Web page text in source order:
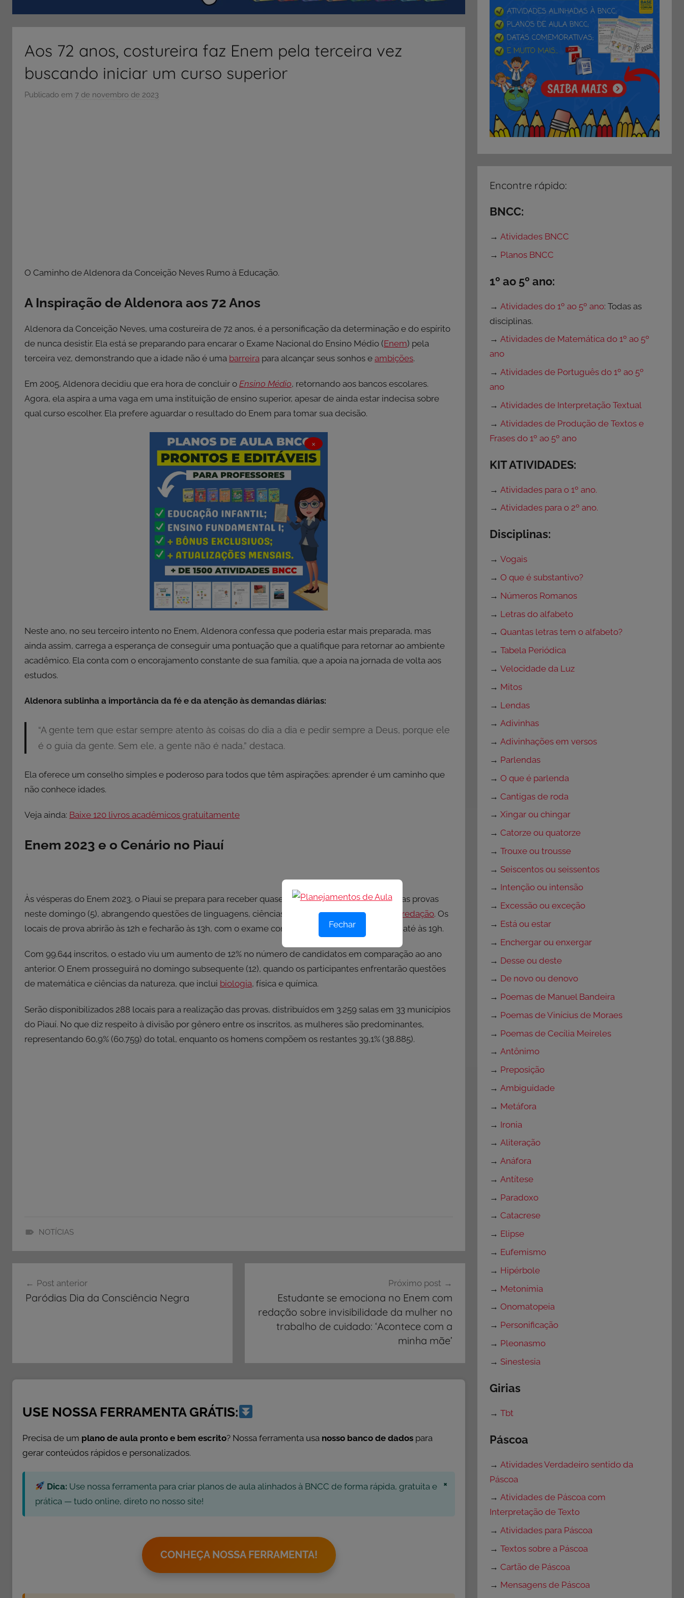
ENEM
e
cursos
grátis,
matérias
para
Aos 72 anos, costureira faz Enem pela terceira vez
buscando iniciar um curso superior
Publicado em 7 de novembro de 2023
O Caminho de Aldenora da Conceição Neves Rumo à Educação.
A Inspiração de Aldenora aos 72 Anos
Aldenora da Conceição Neves, uma costureira de 72 anos, é a personificação da determinação e do espírito
de nunca desistir. Ela está se preparando para encarar o Exame Nacional do Ensino Médio (Enem) pela
terceira vez, demonstrando que a idade não é uma barreira para alcançar seus sonhos e ambições.
Em 2005, Aldenora decidiu que era hora de concluir o Ensino Médio, retornando aos bancos escolares.
Agora, ela aspira a uma vaga em uma instituição de ensino superior, apesar de ainda estar indecisa sobre
qual curso escolher. Ela prefere aguardar o resultado do Enem para tomar sua decisão.
×
Neste ano, no seu terceiro intento no Enem, Aldenora confessa que poderia estar mais preparada, mas
ainda assim, carrega a esperança de conseguir uma pontuação que a qualifique para retornar ao ambiente
acadêmico. Ela conta com o encorajamento constante de sua família, que a apoia na jornada de volta aos
estudos.
Aldenora sublinha a importância da fé e da atenção às demandas diárias:
“A gente tem que estar sempre atento às coisas do dia a dia e pedir sempre a Deus, porque ele
é o guia da gente. Sem ele, a gente não é nada,” destaca.
Ela oferece um conselho simples e poderoso para todos que têm aspirações: aprender é um caminho que
não conhece idades.
Veja ainda: Baixe 120 livros acadêmicos gratuitamente
Enem 2023 e o Cenário no Piauí
Às vésperas do Enem 2023, o Piauí se prepara para receber quase 100 mil candidatos que farão as provas
neste domingo (5), abrangendo questões de linguagens, ciências humanas e a composição da redação. Os
locais de prova abrirão às 12h e fecharão às 13h, com o exame começando às 13h30 e seguindo até às 19h.
Com 99.644 inscritos, o estado viu um aumento de 12% no número de candidatos em comparação ao ano
anterior. O Enem prosseguirá no domingo subsequente (12), quando os participantes enfrentarão questões
de matemática e ciências da natureza, que inclui biologia, física e química.
Serão disponibilizados 288 locais para a realização das provas, distribuídos em 3.259 salas em 33 municípios
do Piauí. No que diz respeito à divisão por gênero entre os inscritos, as mulheres são predominantes,
representando 60,9% (60.759) do total, enquanto os homens compõem os restantes 39,1% (38.885).
c
a
N
o
c
s
NOTÍCIAS
de
Post anterior
Paródias Dia da Consciência Negra
Próximo post
Estudante se emociona no Enem com
redação sobre invisibilidade da mulher no
trabalho de cuidado: ‘Acontece com a
minha mãe’
USE NOSSA FERRAMENTA GRÁTIS:
Precisa de um plano de aula pronto e bem escrito? Nossa ferramenta usa nosso banco de dados para
gerar conteúdos rápidos e personalizados.
Dica: Use nossa ferramenta para criar planos de aula alinhados à BNCC de forma rápida, gratuita e
prática — tudo online, direto no nosso site!
×
CONHEÇA NOSSA FERRAMENTA!
Encontre rápido:
BNCC:
→Atividades BNCC
→ Planos BNCC
1º ao 5º ano:
→Atividades do 1º ao 5º ano: Todas as
disciplinas.
→Atividades de Matemática do 1º ao 5º
ano
→Atividades de Português do 1º ao 5º
ano
→Atividades de Interpretação Textual
→Atividades de Produção de Textos e
Frases do 1º ao 5º ano
KIT ATIVIDADES:
→Atividades para o 1º ano.
→Atividades para o 2º ano.
Disciplinas:
→Vogais
→O que é substantivo?
→ Números Romanos
→ Letras do alfabeto
→Quantas letras tem o alfabeto?
→Tabela Periódica
→Velocidade da Luz
→ Mitos
→ Lendas
→Adivinhas
→Adivinhações em versos
→ Parlendas
→O que é parlenda
→Cantigas de roda
→Xingar ou chingar
→Catorze ou quatorze
→Trouxe ou trousse
→ Seiscentos ou seissentos
→ Intenção ou intensão
→ Excessão ou exceção
→ Está ou estar
→ Enchergar ou enxergar
→ Desse ou deste
→ De novo ou denovo
→ Poemas de Manuel Bandeira
→ Poemas de Vinícius de Moraes
→ Poemas de Cecília Meireles
→Antônimo
→ Preposição
→Ambiguidade
→ Metáfora
→ Ironia
→Aliteração
→Anáfora
→Antítese
→ Paradoxo
→Catacrese
→ Elipse
→ Eufemismo
→ Hipérbole
→ Metonímia
→Onomatopeia
→ Personificação
→ Pleonasmo
→ Sinestesia
Girias
→Tbt
Páscoa
→Atividades Verdadeiro sentido da
Páscoa
→Atividades de Páscoa com
Interpretação de Texto
→Atividades para Páscoa
→Textos sobre a Páscoa
→Cartão de Páscoa
→ Mensagens de Páscoa
Fechar